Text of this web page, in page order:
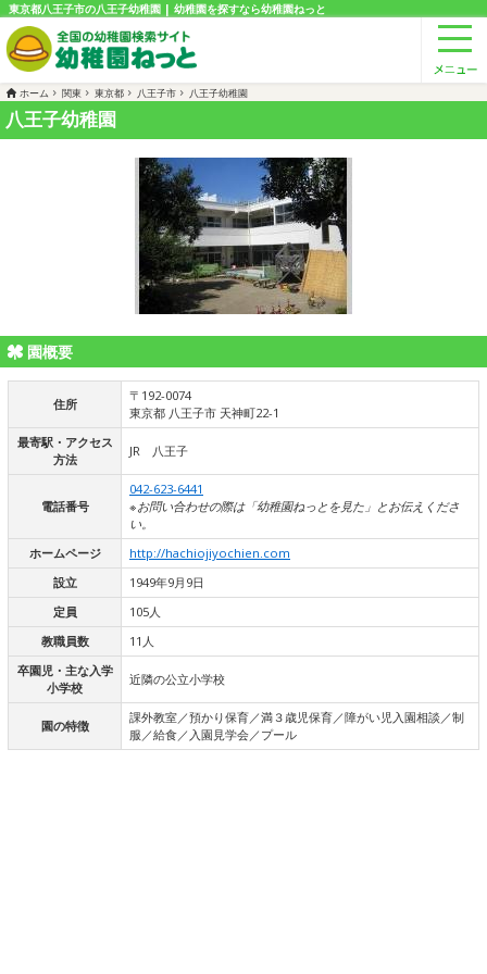
東京都八王子市の八王子幼稚園 | 幼稚園を探すなら幼稚園ねっと
ホーム 関東 東京都 八王子市 八王子幼稚園
八王子幼稚園
園概要
住所
〒192-0074
東京都 八王子市 天神町22-1
最寄駅・アクセス
方法
JR 八王子
電話番号
042-623-6441
※お問い合わせの際は「幼稚園ねっとを見た」とお伝えくださ
い。
ホームページ
http://hachiojiyochien.com
設立
1949年9月9日
定員
105人
教職員数
11人
卒園児・主な入学
小学校
近隣の公立小学校
園の特徴
課外教室／預かり保育／満３歳児保育／障がい児入園相談／制
服／給食／入園見学会／プール